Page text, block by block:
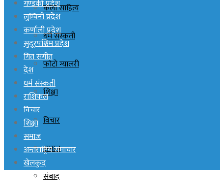
कला साहित्य
धर्म संस्कती
फोटो ग्यालरी
शिक्षा
विचार
समाज
संबाद
गण्डकी प्रदेश
लुम्बिनी प्रदेश
कर्णाली प्रदेश
सुदूरपश्चिम प्रदेश
गित संगीत
देश
धर्म संस्कती
राशिफल
विचार
शिक्षा
समाज
अन्तराष्ट्रिय समाचार
खेलकुद